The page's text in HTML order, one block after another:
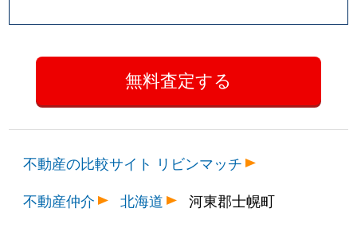
不動産の比較サイト リビンマッチ
不動産仲介
北海道 河東郡士幌町